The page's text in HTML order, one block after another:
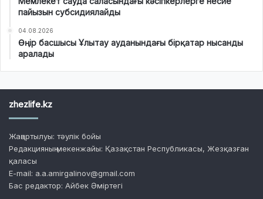
пайызын субсидиялайды
04.08.2026
Өңір басшысы Ұлытау ауданындағы бірқатар нысанды
аралады
zhezlife.kz
Жаңартылуы: тәулік бойы
Редакцияның мекенжайы: Қазақстан Республикасы, Жезқазған
қаласы
E-mail: a.a.amirgalinov@gmail.com
Бас редактор: Айбек Әміртегі